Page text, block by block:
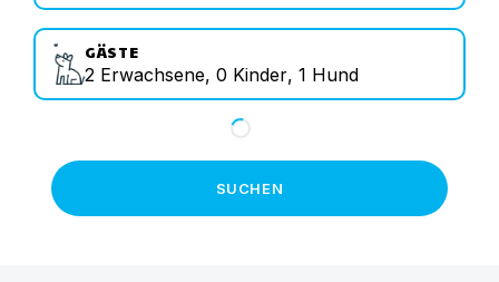
GÄSTE
2 Erwachsene, 0 Kinder, 1 Hund
SUCHEN